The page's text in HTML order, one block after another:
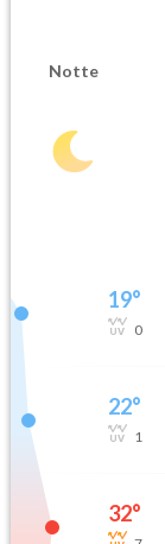
Notte
19°
0
22°
1
32°